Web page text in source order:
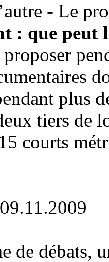
- Le
: que peut
plus
tiers de
courts
de débats,